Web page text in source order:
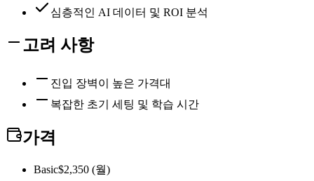
심층적인 AI 데이터 및 ROI 분석
고려 사항
진입 장벽이 높은 가격대
복잡한 초기 세팅 및 학습 시간
가격
Basic$2,350 (월)